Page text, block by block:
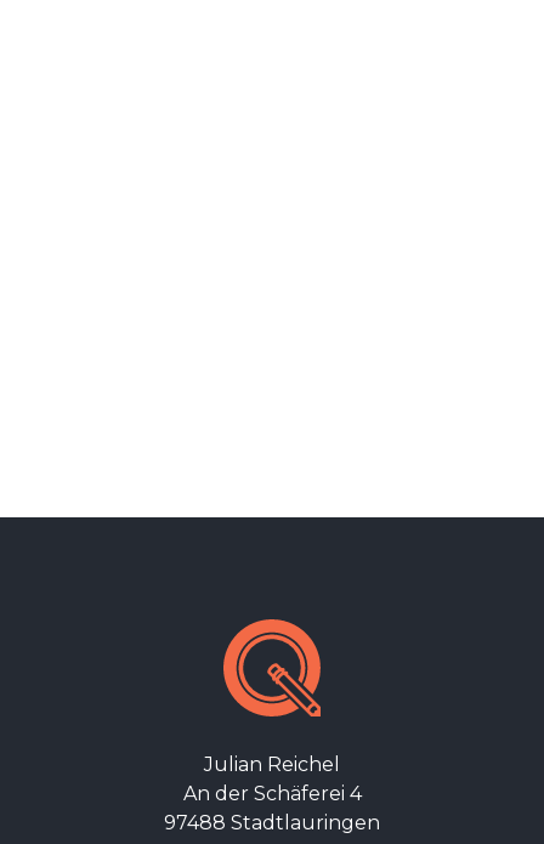
Julian Reichel
An der Schäferei 4
97488 Stadtlauringen